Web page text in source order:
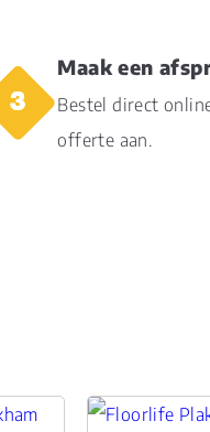
Maak een
Bestel direct
offerte aan.